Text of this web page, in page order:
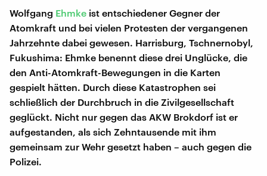
Wolfgang Ehmke ist entschiedener Gegner der
Atomkraft und bei vielen Protesten der vergangenen
Jahrzehnte dabei gewesen. Harrisburg, Tschnernobyl,
Fukushima: Ehmke benennt diese drei Unglücke, die
den Anti-Atomkraft-Bewegungen in die Karten
gespielt hätten. Durch diese Katastrophen sei
schließlich der Durchbruch in die Zivilgesellschaft
geglückt. Nicht nur gegen das AKW Brokdorf ist er
aufgestanden, als sich Zehntausende mit ihm
gemeinsam zur Wehr gesetzt haben – auch gegen die
Polizei.